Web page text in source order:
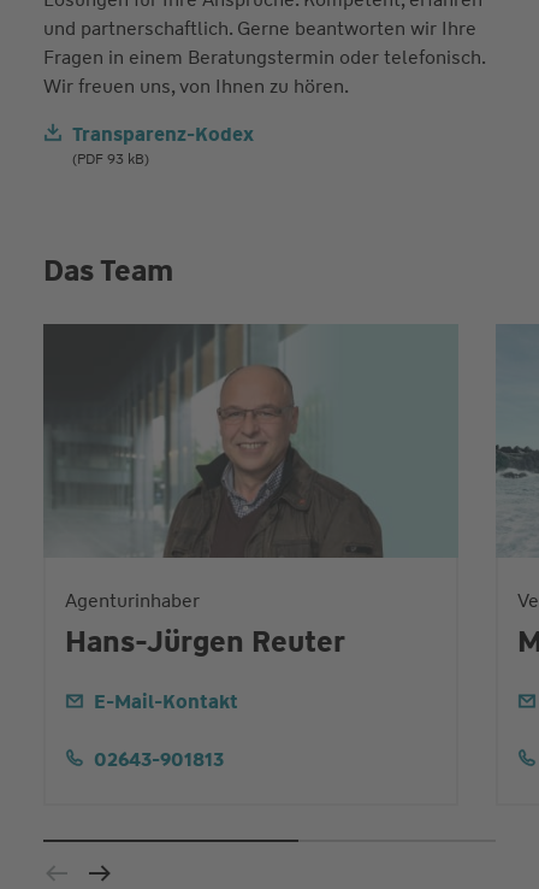
und partnerschaftlich. Gerne beantworten wir Ihre
Fragen in einem Beratungstermin oder telefonisch.
Wir freuen uns, von Ihnen zu hören.
Transparenz-Kodex
(PDF 93 kB)
Das Team
Agenturinhaber
Hans-Jürgen Reuter
E-Mail-Kontakt
02643-901813